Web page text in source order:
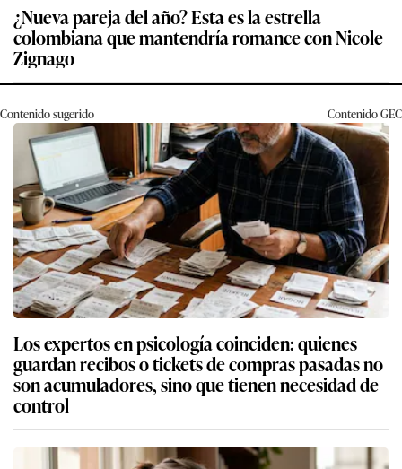
¿Nueva pareja del año? Esta es la estrella
colombiana que mantendría romance con Nicole
Zignago
Contenido sugerido ContenidoGEC
Los expertos en psicología coinciden: quienes
guardan recibos o tickets de compras pasadas no
son acumuladores, sino que tienen necesidad de
control